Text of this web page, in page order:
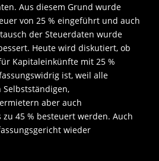
Aus diesem Grund wurde
von 25 % eingeführt und auch
der Steuerdaten wurde
Heute wird diskutiert, ob
Kapitaleinkünfte mit 25 %
ist, weil alle
aber auch
45 % besteuert werden. Auch
wieder